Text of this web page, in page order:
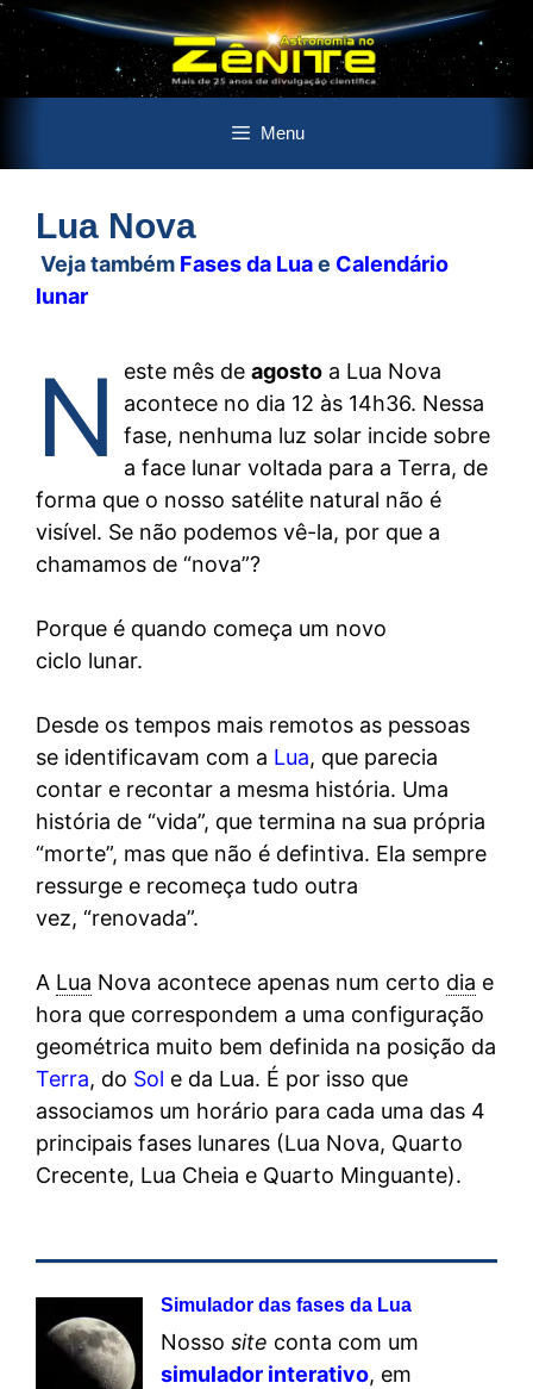
o
conteúdo
Menu
Lua Nova
Veja também Fases da Luae Calendário
lunar
N este mês de agosto a Lua Nova
acontece no dia 12 às 14h36. Nessa
fase, nenhuma luz solar incide sobre
a face lunar voltada para a Terra, de
forma que o nosso satélite natural não é
visível. Se não podemos vê-la, por que a
chamamos de “nova”?
Porque é quando começa um novo
ciclo lunar.
Desde os tempos mais remotos as pessoas
se identificavam com a Lua, que parecia
contar e recontar a mesma história. Uma
história de “vida”, que termina na sua própria
“morte”, mas que não é defintiva. Ela sempre
ressurge e recomeça tudo outra
vez, “renovada”.
A Lua Nova acontece apenas num certo dia e
hora que correspondem a uma configuração
geométrica muito bem definida na posição da
Terra, do Sol e da Lua. É por isso que
associamos um horário para cada uma das 4
principais fases lunares (Lua Nova, Quarto
Crecente, Lua Cheia e Quarto Minguante).
Simulador das fases da Lua
Nosso site conta com um
simulador interativo, em